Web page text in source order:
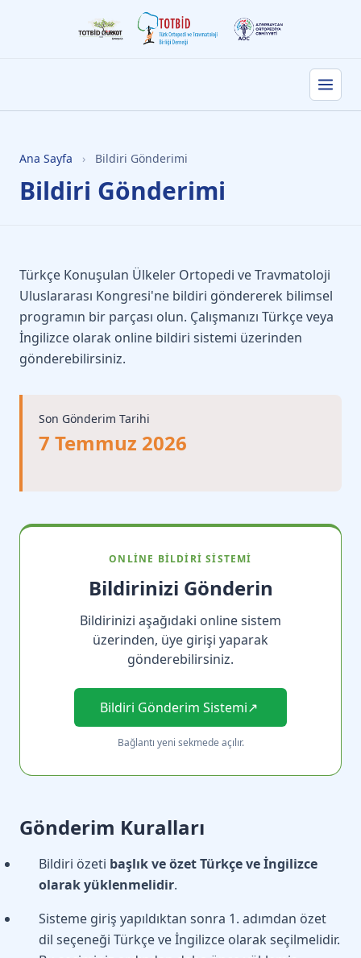
Ana Sayfa › Bildiri Gönderimi
Bildiri Gönderimi
Türkçe Konuşulan Ülkeler Ortopedi ve Travmatoloji
Uluslararası Kongresi'ne bildiri göndererek bilimsel
programın bir parçası olun. Çalışmanızı Türkçe veya
İngilizce olarak online bildiri sistemi üzerinden
gönderebilirsiniz.
Son Gönderim Tarihi
7 Temmuz 2026
ONLINE BILDIRI SISTEMI
Bildirinizi Gönderin
Bildirinizi aşağıdaki online sistem
üzerinden, üye girişi yaparak
gönderebilirsiniz.
Bildiri Gönderim Sistemi↗
Bağlantı yeni sekmede açılır.
Gönderim Kuralları
Bildiri özeti başlık ve özet Türkçe ve İngilizce
olarak yüklenmelidir.
Sisteme giriş yapıldıktan sonra 1. adımdan özet
dil seçeneği Türkçe ve İngilizce olarak seçilmelidir.